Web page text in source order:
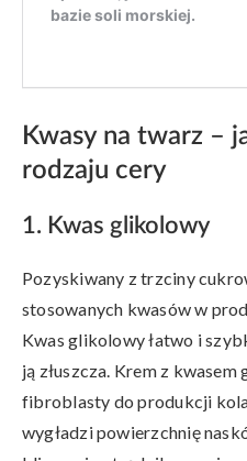
Kwasy na twarz –
rodzaju cery
1. Kwas glikolowy
Pozyskiwany z trzciny
stosowanych kwasów w
Kwas glikolowy łatwo i
ją złuszcza. Krem z
fibroblasty do produkcji
wygładzi powierzchnię